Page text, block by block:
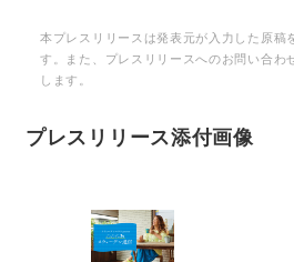
本プレスリリースは発表元が入力した原稿
す。また、プレスリリースへのお問い合わ
します。
プレスリリース添付画像